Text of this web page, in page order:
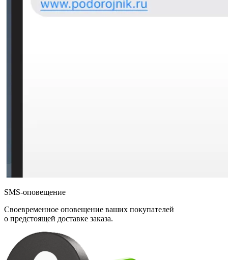
SMS-оповещение
Своевременное оповещение ваших покупателей
о предстоящей доставке заказа.